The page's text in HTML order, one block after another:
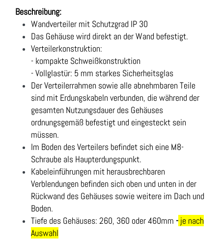
Beschreibung:
Wandverteiler mit Schutzgrad IP 30
Das Gehäuse wird direkt an der Wand befestigt.
Verteilerkonstruktion:
- kompakte Schweißkonstruktion
- Vollglastür: 5 mm starkes Sicherheitsglas
Der Verteilerrahmen sowie alle abnehmbaren Teile
sind mit Erdungskabeln verbunden, die während der
gesamten Nutzungsdauer des Gehäuses
ordnungsgemäß befestigt und eingesteckt sein
müssen.
Im Boden des Verteilers befindet sich eine M8-
Schraube als Haupterdungspunkt.
Kabeleinführungen mit herausbrechbaren
Verblendungen befinden sich oben und unten in der
Rückwand des Gehäuses sowie weitere im Dach und
Boden.
Tiefe des Gehäuses: 260, 360 oder 460mm - je nach
Auswahl